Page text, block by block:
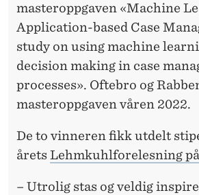
masteroppgaven «Machine
Application-based Case
study on using machine
decision making in case
processes». Oftebro og
masteroppgaven våren 2022.
De to vinneren fikk utdelt
åretsLehmkuhlforelesning
– Utrolig stas og veldig